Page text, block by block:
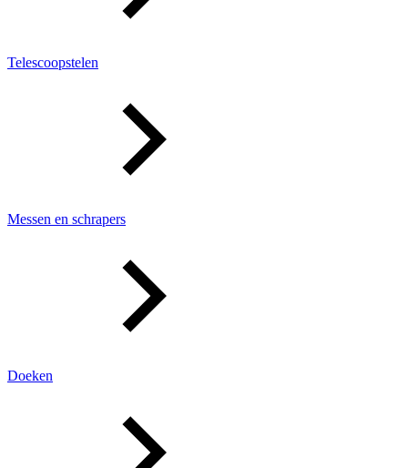
Telescoopstelen
Messen en schrapers
Doeken